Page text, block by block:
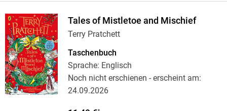
Tales of Mistletoe and Mischief
Terry Pratchett
Taschenbuch
Sprache: Englisch
Noch nicht erschienen - erscheint am:
24.09.2026